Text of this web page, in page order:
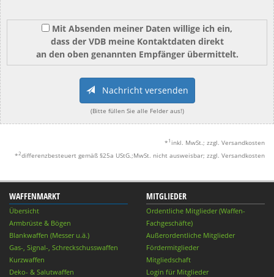
Mit Absenden meiner Daten willige ich ein,
dass der VDB meine Kontaktdaten direkt
an den oben genannten Empfänger übermittelt.
Nachricht versenden
(Bitte füllen Sie alle Felder aus!)
* 1 inkl. MwSt.; zzgl. Versandkosten
*2differenzbesteuert gemäß §25a UStG.;MwSt. nicht ausweisbar; zzgl. Versandkosten
WAFFENMARKT
Übersicht
Armbrüste & Bögen
Blankwaffen (Messer u.ä.)
Gas-, Signal-, Schreckschusswaffen
Kurzwaffen
Deko- & Salutwaffen
MITGLIEDER
Ordentliche Mitglieder (Waffen-
Fachgeschäfte)
Außerordentliche Mitglieder
Fördermitglieder
Mitgliedschaft
Login für Mitglieder